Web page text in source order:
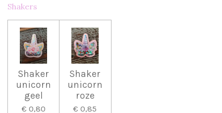
Shakers
Shaker
unicorn
geel
€ 0,80
Shaker
unicorn
roze
€ 0,85